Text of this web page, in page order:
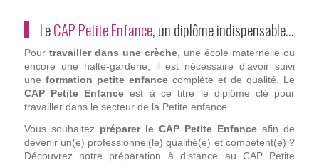
LeCAP Petite Enfance, un diplôme indispensable…
Pour travailler dans une crèche , une école maternelle ou
encore une halte-garderie, il est nécessaire d’avoir suivi
une formation petite enfancecomplète et de qualité. Le
CAP Petite Enfance est à ce titre le diplôme clé pour
travailler dans le secteur de la Petite enfance.
Vous souhaitez préparer le CAP Petite Enfance afin de
devenir un(e) professionnel(le) qualifié(e) et compétent(e) ?
Découvrez notre préparation à distance au CAP Petite